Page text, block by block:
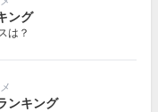
ング
は？
ンキング